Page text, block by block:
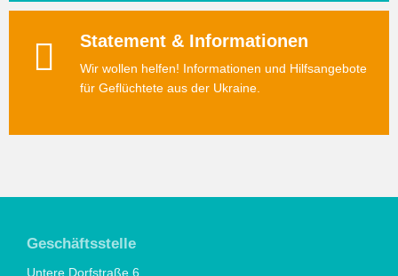
Statement & Informationen
Wir wollen helfen! Informationen und Hilfsangebote
für Geflüchtete aus der Ukraine.
Geschäftsstelle
Untere Dorfstraße 6